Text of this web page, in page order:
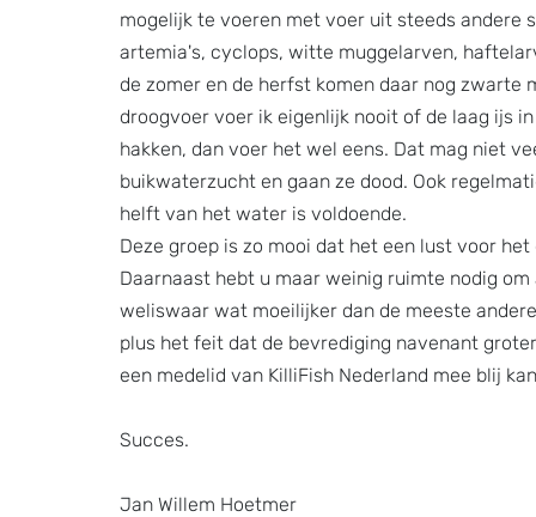
mogelijk te voeren met voer uit steeds
artemia's, cyclops, witte muggelarven,
de zomer en de herfst komen daar nog zwarte
droogvoer voer ik eigenlijk nooit of de laag ijs
hakken, dan voer het wel eens. Dat mag niet
buikwaterzucht en gaan ze dood. Ook
helft van het water is voldoende.
Deze groep is zo mooi dat het een lust voor
Daarnaast hebt u maar weinig ruimte nodig
weliswaar wat moeilijker dan de meeste
plus het feit dat de bevrediging navenant
een medelid van KilliFish Nederland mee blij
Succes.
Jan Willem Hoetmer